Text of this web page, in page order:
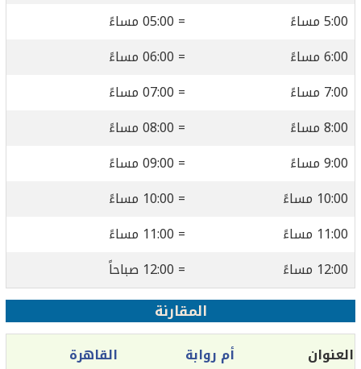
5:00 مساءً
= 05:00 مساءً
6:00 مساءً
= 06:00 مساءً
7:00 مساءً
= 07:00 مساءً
8:00 مساءً
= 08:00 مساءً
9:00 مساءً
= 09:00 مساءً
10:00 مساءً
= 10:00 مساءً
11:00 مساءً
= 11:00 مساءً
12:00 مساءً
= 12:00 صباحاً
المقارنة
العنوان أم روابة
القاهرة